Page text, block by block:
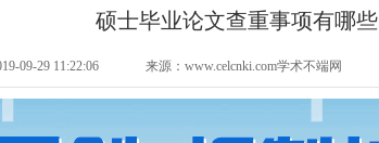
硕士毕业论文查重事项有哪些
09-29 11:22:06 来源：www.celcnki.com学术不端网